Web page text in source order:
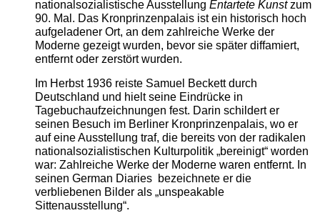
nationalsozialistische Ausstellung Entartete Kunstzum
90. Mal. Das Kronprinzenpalais ist ein historisch hoch
aufgeladener Ort, an dem zahlreiche Werke der
Moderne gezeigt wurden, bevor sie später diffamiert,
entfernt oder zerstört wurden.
Im Herbst 1936 reiste Samuel Beckett durch
Deutschland und hielt seine Eindrücke in
Tagebuchaufzeichnungen fest. Darin schildert er
seinen Besuch im Berliner Kronprinzenpalais, wo er
auf eine Ausstellung traf, die bereits von der radikalen
nationalsozialistischen Kulturpolitik „bereinigt“ worden
war: Zahlreiche Werke der Moderne waren entfernt. In
seinen German Diaries bezeichnete er die
verbliebenen Bilder als „unspeakable
Sittenausstellung“.